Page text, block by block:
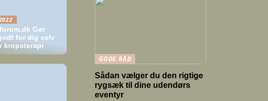
Gør
for dig selv
kropsterapi
GODE RÅD
Sådan vælger du den rigtige
rygsæk til dine udendørs
eventyr